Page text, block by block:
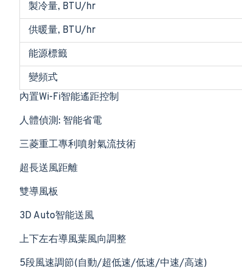
製冷量, BTU/hr
供暖量, BTU/hr
能源標籤
變頻式
內置Wi-Fi智能遙距控制
人體偵測: 智能省電
三菱重工專利噴射氣流技術
超長送風距離
雙導風板
3D Auto智能送風
上下左右導風葉風向調整
5段風速調節(自動/超低速/低速/中速/高速)